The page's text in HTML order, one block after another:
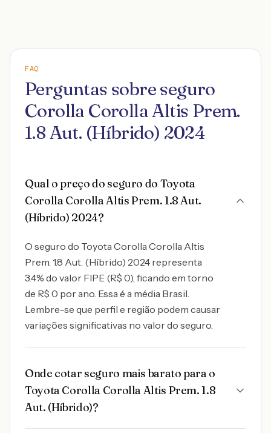
FAQ
Perguntas sobre seguro
Corolla Corolla Altis Prem.
1.8 Aut. (Híbrido) 2024
Qual o preço do seguro do Toyota
Corolla Corolla Altis Prem. 1.8 Aut.
(Híbrido) 2024?
O seguro do Toyota Corolla Corolla Altis
Prem. 1.8 Aut. (Híbrido) 2024 representa
3.4% do valor FIPE (R$ 0), ficando em torno
de R$ 0 por ano. Essa é a média Brasil.
Lembre-se que perfil e região podem causar
variações significativas no valor do seguro.
Onde cotar seguro mais barato para o
Toyota Corolla Corolla Altis Prem. 1.8
Aut. (Híbrido)?